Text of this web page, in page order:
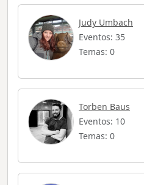
Judy Umbach
Eventos: 35
Temas: 0
Torben Baus
Eventos: 10
Temas: 0